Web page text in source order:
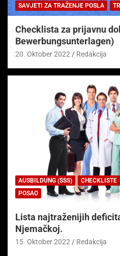
SAVJETI ZA TRAŽENJE POSLA
Checklista za prijavnu
Bewerbungsunterlagen)
20. Oktober 2022 Redakcija
AUSBILDUNG (SSS) CHECKLISTE
POSAO
Lista najtraženijih
Njemačkoj.
15. Oktober 2022 Redakcija